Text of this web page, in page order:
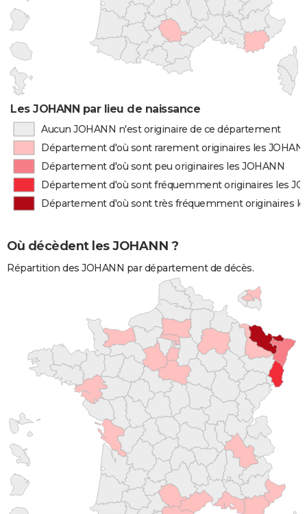
Les JOHANN par lieu de naissance
Aucun JOHANN n'est originaire de ce département
Département d'où sont rarement originaires les
Département d'où sont peu originaires les JOHANN
Département d'où sont fréquemment originaires les
Département d'où sont très fréquemment originaires
Où décèdent les JOHANN ?
Répartition des JOHANN par département de décès.